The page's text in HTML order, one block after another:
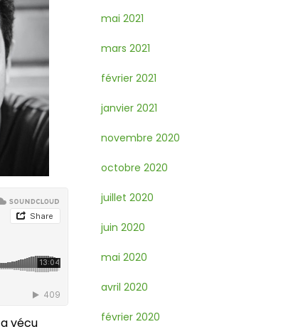
vécu
mai 2021
mars 2021
février 2021
janvier 2021
novembre 2020
octobre 2020
juillet 2020
juin 2020
mai 2020
avril 2020
février 2020